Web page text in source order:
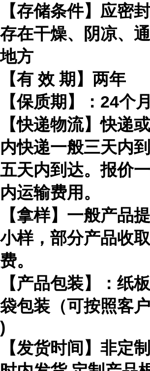
【存储条件】应密
存在干燥、阴凉、
地方
【有 效 期】两年
【保质期】： 24个月
【快递物流】快递
内快递一般三天内
五天内到达。报价
内运输费用。
【拿样】一般产品
小样，部分产品收
费。
【产品包装】：纸
袋包装（可按照客
)
【发货时间】非定